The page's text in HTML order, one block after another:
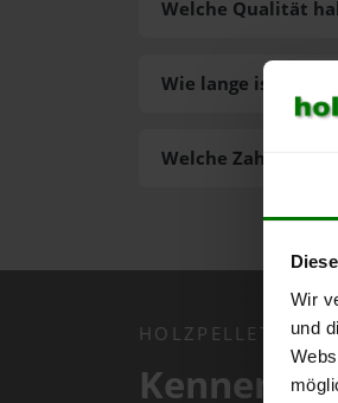
Wir
und
Welche
Welche Qualität
Wie lange ist die
Kennen